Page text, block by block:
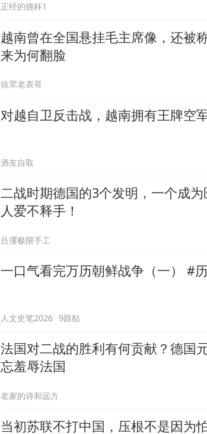
正经的烧杯1
越南曾在全国悬挂毛主席像，还被
来为何翻脸
徐罘老表哥
对越自卫反击战，越南拥有王牌空
酒友自取
二战时期德国的3个发明，一个成
人爱不释手！
吕彏极限手工
一口气看完万历朝鲜战争（一） #
人文史笔2026 9跟贴
法国对二战的胜利有何贡献？德国
忘羞辱法国
老家的诗和远方
当初苏联不打中国，压根不是因为